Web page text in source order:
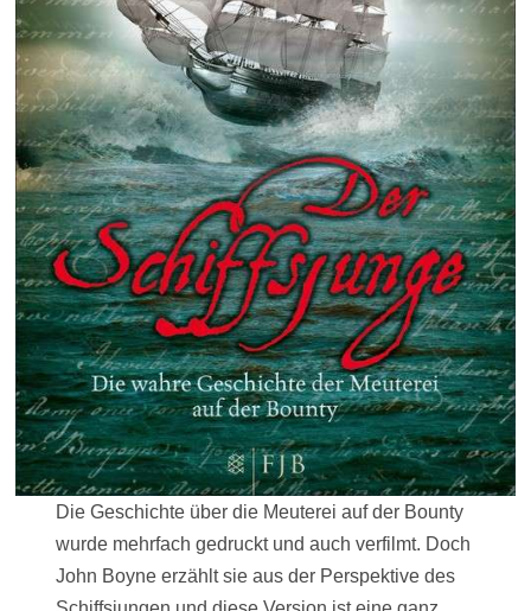
Die Geschichte über die Meuterei auf der Bounty
wurde mehrfach gedruckt und auch verfilmt. Doch
John Boyne erzählt sie aus der Perspektive des